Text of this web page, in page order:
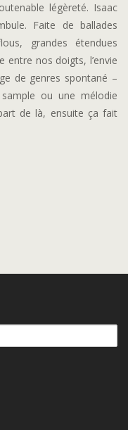
légèreté. Isaac
Faite de ballades
grandes étendues
entre nos doigts, l’envie
de genres spontané –
ou une mélodie
de là, ensuite ça fait